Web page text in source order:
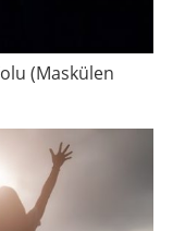
(Maskülen